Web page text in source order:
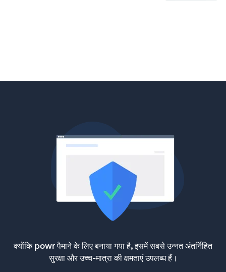
क्योंकि powr पैमाने के लिए बनाया गया है, इसमें सबसे उन्नत अंतर्निहित
सुरक्षा और उच्च-मात्रा की क्षमताएं उपलब्ध हैं।